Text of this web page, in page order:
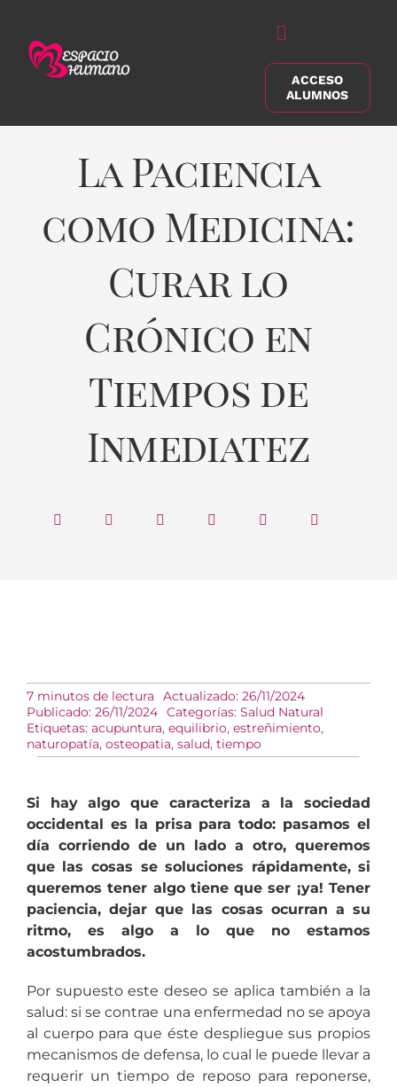
contenido
Alternar
navegación
Buscar:
ACCESO
ALUMNOS
La Paciencia
como Medicina:
Curar lo
Crónico en
Tiempos de
Inmediatez
7 minutos de lectura
Actualizado: 26/11/2024
Publicado: 26/11/2024 Categorías: Salud Natural
Etiquetas: acupuntura, equilibrio, estreñimiento,
naturopatía, osteopatia, salud, tiempo
Si hay algo que caracteriza a la sociedad
occidental es la prisa para todo: pasamos el
día corriendo de un lado a otro, queremos
que las cosas se soluciones rápidamente, si
queremos tener algo tiene que ser ¡ya! Tener
paciencia, dejar que las cosas ocurran a su
ritmo, es algo a lo que no estamos
acostumbrados.
Por supuesto este deseo se aplica también a la
salud: si se contrae una enfermedad no se apoya
al cuerpo para que éste despliegue sus propios
mecanismos de defensa, lo cual le puede llevar a
requerir un tiempo de reposo para reponerse,